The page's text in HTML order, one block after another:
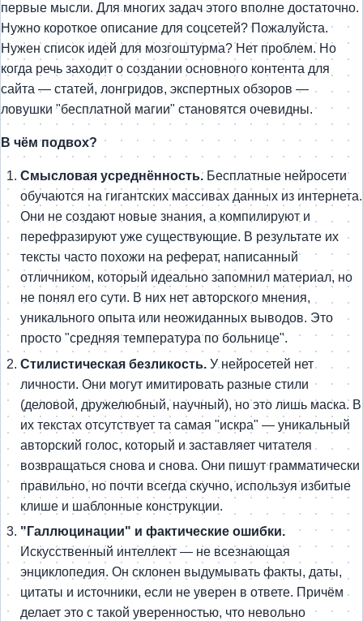
первые мысли. Для многих задач этого вполне достаточно.
Нужно короткое описание для соцсетей? Пожалуйста.
Нужен список идей для мозгоштурма? Нет проблем. Но
когда речь заходит о создании основного контента для
сайта — статей, лонгридов, экспертных обзоров —
ловушки "бесплатной магии" становятся очевидны.
В чём подвох?
Смысловая усреднённость. Бесплатные нейросети
обучаются на гигантских массивах данных из интернета.
Они не создают новые знания, а компилируют и
перефразируют уже существующие. В результате их
тексты часто похожи на реферат, написанный
отличником, который идеально запомнил материал, но
не понял его сути. В них нет авторского мнения,
уникального опыта или неожиданных выводов. Это
просто "средняя температура по больнице".
Стилистическая безликость. У нейросетей нет
личности. Они могут имитировать разные стили
(деловой, дружелюбный, научный), но это лишь маска. В
их текстах отсутствует та самая "искра" — уникальный
авторский голос, который и заставляет читателя
возвращаться снова и снова. Они пишут грамматически
правильно, но почти всегда скучно, используя избитые
клише и шаблонные конструкции.
"Галлюцинации" и фактические ошибки.
Искусственный интеллект — не всезнающая
энциклопедия. Он склонен выдумывать факты, даты,
цитаты и источники, если не уверен в ответе. Причём
делает это с такой уверенностью, что невольно